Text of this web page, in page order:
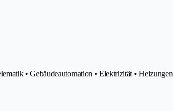
• Gebäudeautomation • Elektrizität • Heizungen